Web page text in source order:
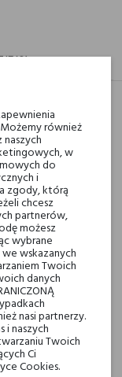
fiołka,
owoce,
Cytrusy
irysa,
i Liść
i Bursztyn
również
w
do
i
zgody, którą
chcesz
partnerów,
możesz
wybrane
wskazanych
Twoich
danych
nasi partnerzy.
i naszych
Twoich
Ci
Cookies.